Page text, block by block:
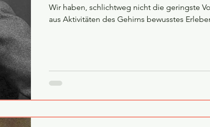
Wir haben, schlichtweg nicht die geringste
aus Aktivitäten des Gehirns bewusstes